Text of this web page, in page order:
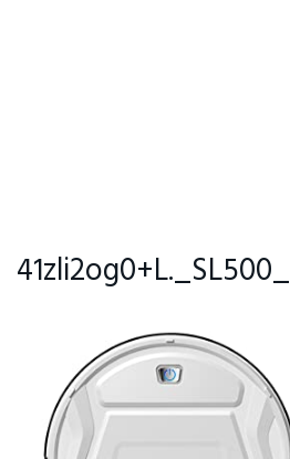
41zli2og0+L._SL500_